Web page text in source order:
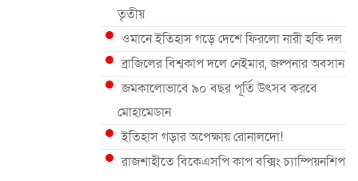
তৃতীয়
ওমানে ইতিহাস গড়ে দেশে ফিরলো নারী হকি দল
ব্রাজিলের বিশ্বকাপ দলে নেইমার, জল্পনার অবসান
জমকালোভাবে ৯০ বছর পূর্তি উৎসব করবে
মোহামেডান
ইতিহাস গড়ার অপেক্ষায় রোনালদো!
রাজশাহীতে বিকেএসপি কাপ বক্সিং চ্যাম্পিয়নশিপ